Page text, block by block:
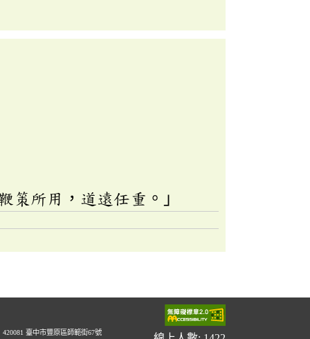
策所用，道遠任重。」
臺中市豐原區師範街67號